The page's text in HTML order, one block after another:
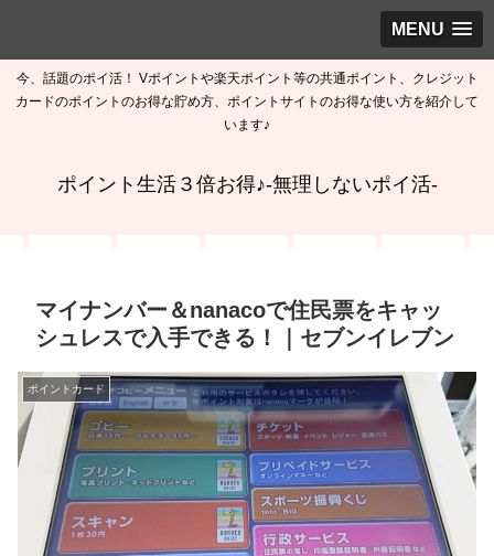
MENU
今、話題のポイ活！ Vポイントや楽天ポイント等の共通ポイント、クレジット
カードのポイントのお得な貯め方、ポイントサイトのお得な使い方を紹介して
います♪
ポイント生活３倍お得♪-無理しないポイ活-
マイナンバー＆nanacoで住民票をキャッ
シュレスで入手できる！｜セブンイレブン
ポイントカード